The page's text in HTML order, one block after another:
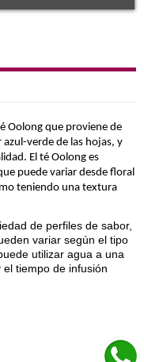
Oolong que proviene de
verde de las hojas, y
El té Oolong es
puede variar desde floral
teniendo una textura
de perfiles de sabor,
variar según el tipo
utilizar agua a una
tiempo de infusión